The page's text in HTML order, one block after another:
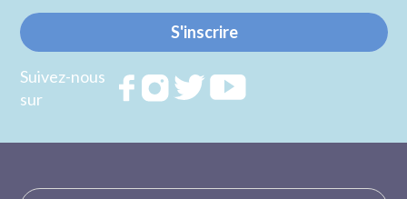
S'inscrire
Suivez-nous
sur
RejoignezRejoignezRejoignez